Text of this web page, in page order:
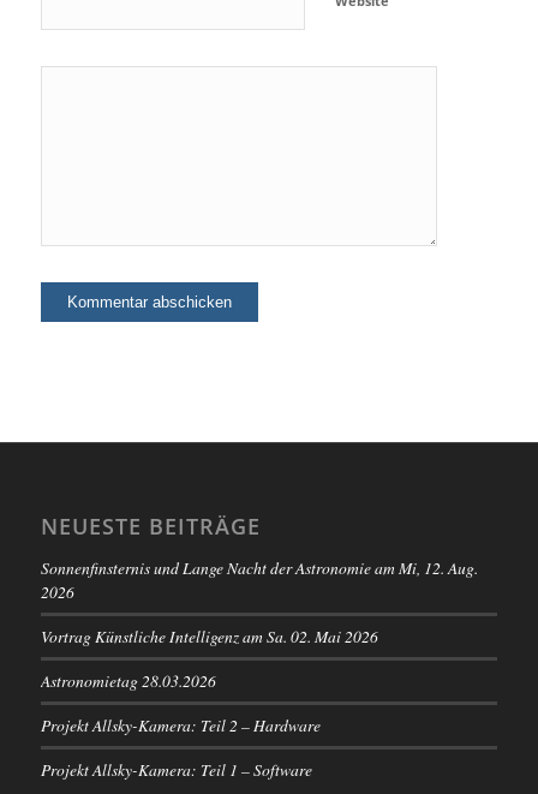
NEUESTE BEITRÄGE
Sonnenfinsternis und Lange Nacht der Astronomie am Mi, 12. Aug.
2026
Vortrag Künstliche Intelligenz am Sa. 02. Mai 2026
Astronomietag 28.03.2026
Projekt Allsky-Kamera: Teil 2 – Hardware
Projekt Allsky-Kamera: Teil 1 – Software